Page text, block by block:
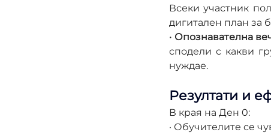
Всеки участник
дигитален план за
· Опознавателна
сподели с какви
нуждае.
Резултати и
В края на Ден 0:
· Обучителите се